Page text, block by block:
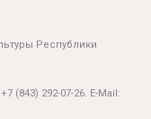
Республики
(843) 292-07-26. E-Mail: